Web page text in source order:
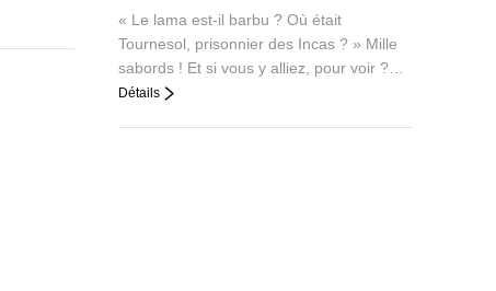
« Le lama est-il barbu ? Où était
Tournesol, prisonnier des Incas ? » Mille
sabords ! Et si vous y alliez, pour voir ?…
Détails